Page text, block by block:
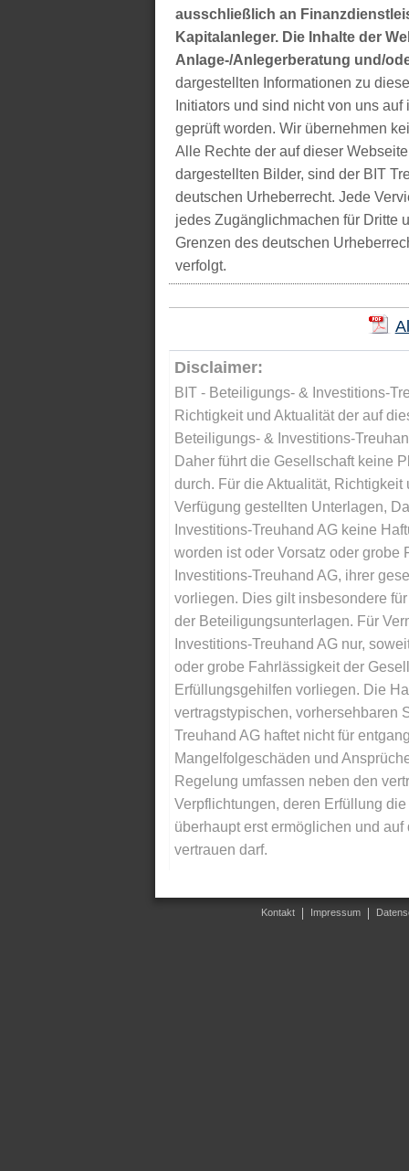
ausschließlich an
Kapitalanleger. Die Inhalte der
Anlage-/Anlegerberatung und/
dargestellten Informationen zu
Initiators und sind nicht von uns
geprüft worden. Wir übernehmen
Alle Rechte der auf dieser
dargestellten Bilder, sind der BIT
deutschen Urheberrecht. Jede
jedes Zugänglichmachen für Dritte
Grenzen des deutschen
verfolgt.
Disclaimer:
BIT - Beteiligungs- & Investitions-
Richtigkeit und Aktualität der auf
Beteiligungs- & Investitions-
Daher führt die Gesellschaft keine
durch. Für die Aktualität,
Verfügung gestellten Unterlagen,
Investitions-Treuhand AG keine
worden ist oder Vorsatz oder
Investitions-Treuhand AG, ihrer
vorliegen. Dies gilt insbesondere
der Beteiligungsunterlagen. Für
Investitions-Treuhand AG nur,
oder grobe Fahrlässigkeit der
Erfüllungsgehilfen vorliegen. Die
vertragstypischen, vorhersehbaren
Treuhand AG haftet nicht für
Mangelfolgeschäden und
Regelung umfassen neben den
Verpflichtungen, deren Erfüllung
überhaupt erst ermöglichen und
vertrauen darf.
Kontakt Impressum